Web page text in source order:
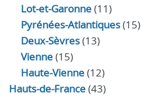
Lot-et-Garonne(11)
Pyrénées-Atlantiques(15)
Deux-Sèvres(13)
Vienne(15)
Haute-Vienne(12)
Hauts-de-France(43)